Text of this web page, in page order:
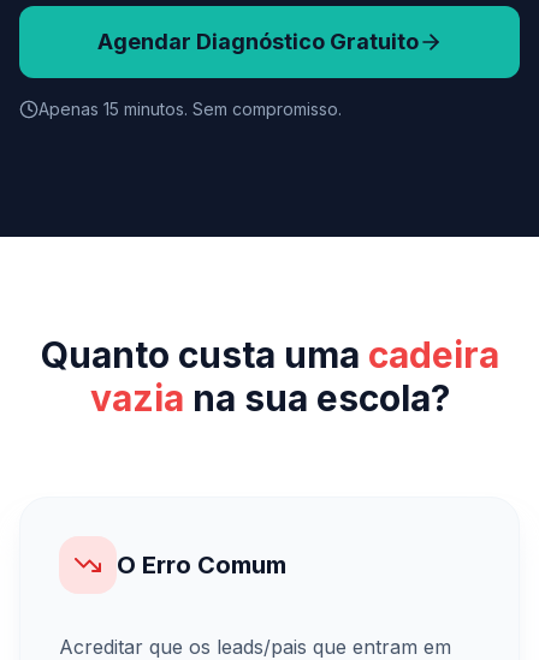
Agendar Diagnóstico Gratuito
Apenas 15 minutos. Sem compromisso.
Quanto custa uma cadeira
vazia na sua escola?
O Erro Comum
Acreditar que os leads/pais que entram em